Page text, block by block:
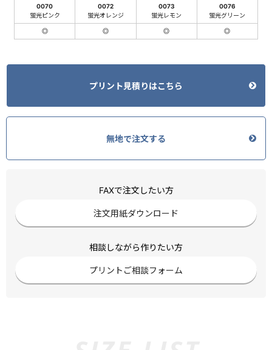
0070
蛍光ピンク
◎
0072
蛍光オレンジ
◎
0073
蛍光レモン
◎
0076
蛍光グリーン
◎
プリント見積りはこちら
無地で注文する
FAXで注文したい方
注文用紙ダウンロード
相談しながら作りたい方
プリントご相談フォーム